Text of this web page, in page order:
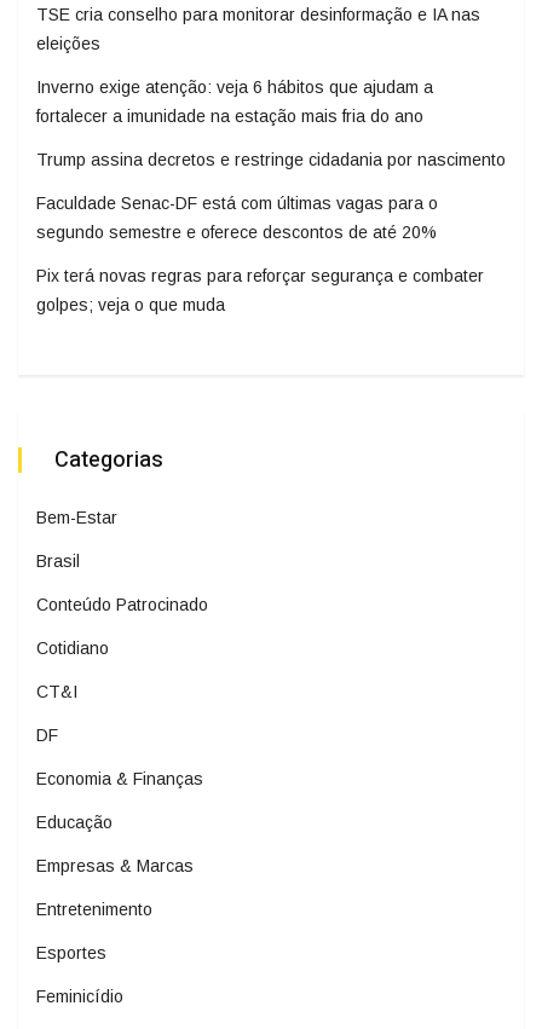
TSE cria conselho para monitorar desinformação e IA nas
eleições
Inverno exige atenção: veja 6 hábitos que ajudam a
fortalecer a imunidade na estação mais fria do ano
Trump assina decretos e restringe cidadania por nascimento
Faculdade Senac-DF está com últimas vagas para o
segundo semestre e oferece descontos de até 20%
Pix terá novas regras para reforçar segurança e combater
golpes; veja o que muda
Categorias
Bem-Estar
Brasil
Conteúdo Patrocinado
Cotidiano
CT&I
DF
Economia & Finanças
Educação
Empresas & Marcas
Entretenimento
Esportes
Feminicídio